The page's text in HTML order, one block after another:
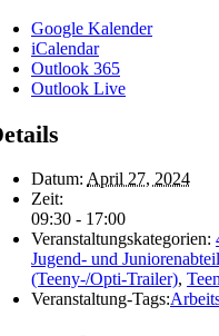
Google Kalender
iCalendar
Outlook 365
Outlook Live
Datum: April 27, 2024
Zeit:
09:30 - 17:00
Veranstaltungskategorien:
Jugend- und
(Teeny-/Opti-Trailer),
Veranstaltung-Tags: